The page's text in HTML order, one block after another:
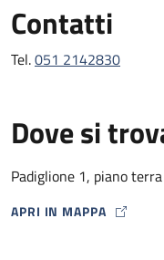
Contatti
Tel.051 2142830
Dove si
Padiglione 1, piano
APRI IN MAPPA
MAP ICON